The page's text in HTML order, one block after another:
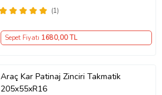
(1)
Sepet Fiyatı 1680,00 TL
Araç Kar Patinaj Zinciri Takmatik
205x55xR16